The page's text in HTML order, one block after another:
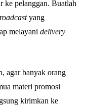
ke pelanggan. Buatlah
yang
melayani delivery
agar banyak orang
materi promosi
kirimkan ke